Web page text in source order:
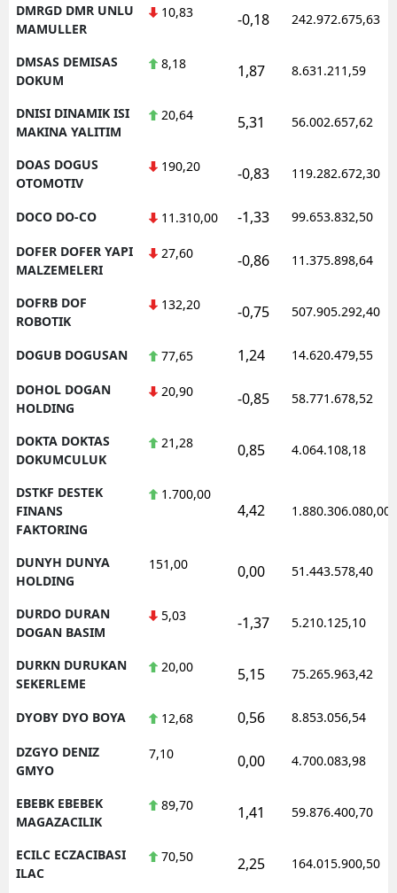
DMRGD DMR UNLU
MAMULLER
10,83 -0,18 242.972.675,63
DMSAS DEMISAS
DOKUM
8,18 1,87 8.631.211,59
DNISI DINAMIK ISI
MAKINA YALITIM
20,64 5,31 56.002.657,62
DOAS DOGUS
OTOMOTIV
190,20 -0,83 119.282.672,30
DOCO DO-CO 11.310,00 -1,33 99.653.832,50
DOFER DOFER YAPI
MALZEMELERI
27,60 -0,86 11.375.898,64
DOFRB DOF
ROBOTIK
132,20 -0,75 507.905.292,40
DOGUB DOGUSAN 77,65 1,24 14.620.479,55
DOHOL DOGAN
HOLDING
20,90 -0,85 58.771.678,52
DOKTA DOKTAS
DOKUMCULUK
21,28 0,85 4.064.108,18
DSTKF DESTEK
FINANS
FAKTORING
1.700,00
4,42 1.880.306.080,00
DUNYH DUNYA
HOLDING
151,00 0,00 51.443.578,40
DURDO DURAN
DOGAN BASIM
5,03 -1,37 5.210.125,10
DURKN DURUKAN
SEKERLEME
20,00 5,15 75.265.963,42
DYOBY DYO BOYA 12,68 0,56 8.853.056,54
DZGYO DENIZ
GMYO
7,10 0,00 4.700.083,98
EBEBK EBEBEK
MAGAZACILIK
89,70 1,41 59.876.400,70
ECILC ECZACIBASI
ILAC
70,50 2,25 164.015.900,50